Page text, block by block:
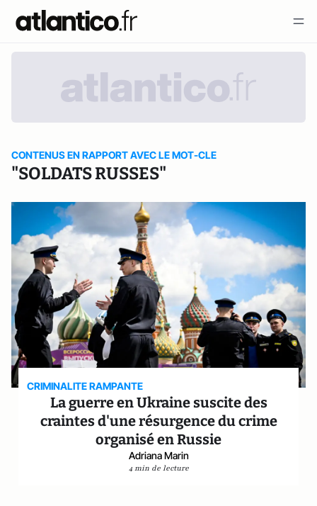
CONTENUS EN RAPPORT AVEC LE MOT-CLE
"SOLDATS RUSSES"
CRIMINALITE RAMPANTE
La guerre en Ukraine suscite des
craintes d'une résurgence du crime
organisé en Russie
Adriana Marin
4 min de lecture